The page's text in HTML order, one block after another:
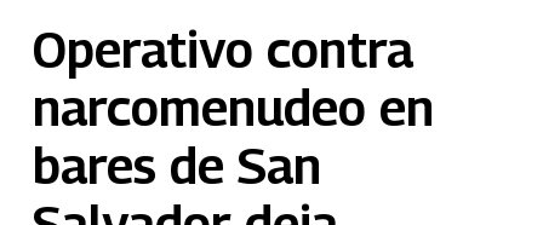
Operativo contra
narcomenudeo en
bares de San